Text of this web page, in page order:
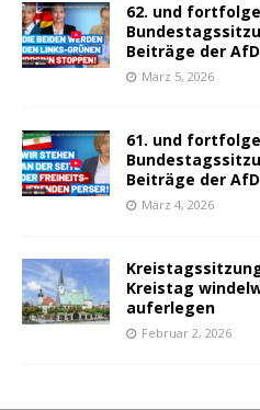
62. und
Beiträge der
März 5, 2026
61. und
Beiträge der
März 4, 2026
Kreistag
auferlegen
Februar 2, 2026